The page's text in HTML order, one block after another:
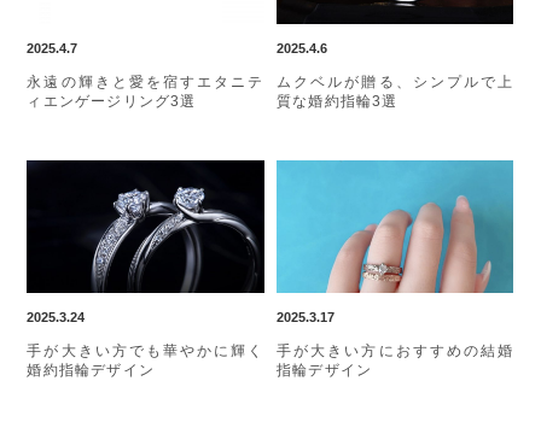
2025.4.7
永遠の輝きと愛を宿すエタニテ
ィエンゲージリング3選
2025.4.6
ムクベルが贈る、シンプルで上
質な婚約指輪3選
2025.3.24
手が大きい方でも華やかに輝く
婚約指輪デザイン
2025.3.17
手が大きい方におすすめの結婚
指輪デザイン